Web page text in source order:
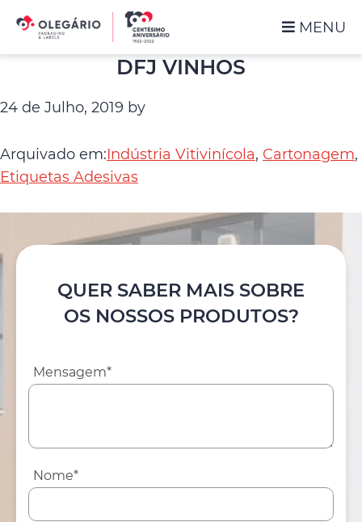
Saltar
para
o
principal
Skip
main
Olegário
Packaging
Labels
MENU
DFJ VINHOS
24 de Julho, 2019 by
Arquivado em:Indústria Vitivinícola, Cartonagem,
Etiquetas Adesivas
QUER SABER MAIS SOBRE
OS NOSSOS PRODUTOS?
Mensagem*
Nome*